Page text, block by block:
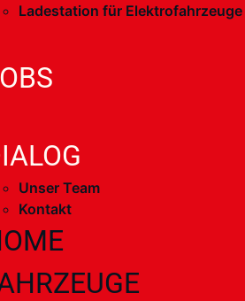
Ladestation für Elektrofahrzeuge
Unser Team
Kontakt